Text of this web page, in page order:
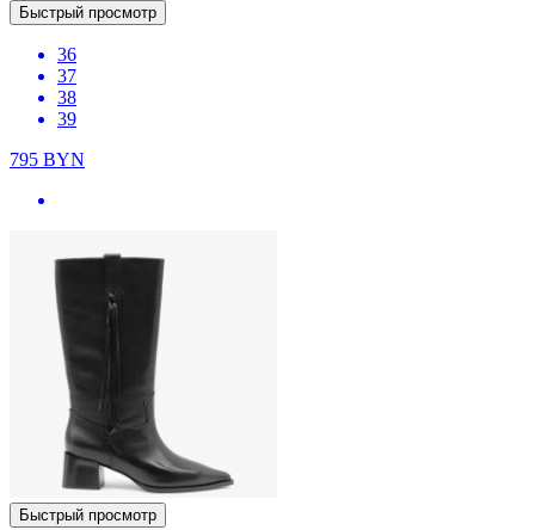
Быстрый просмотр
36
37
38
39
795 BYN
Быстрый просмотр